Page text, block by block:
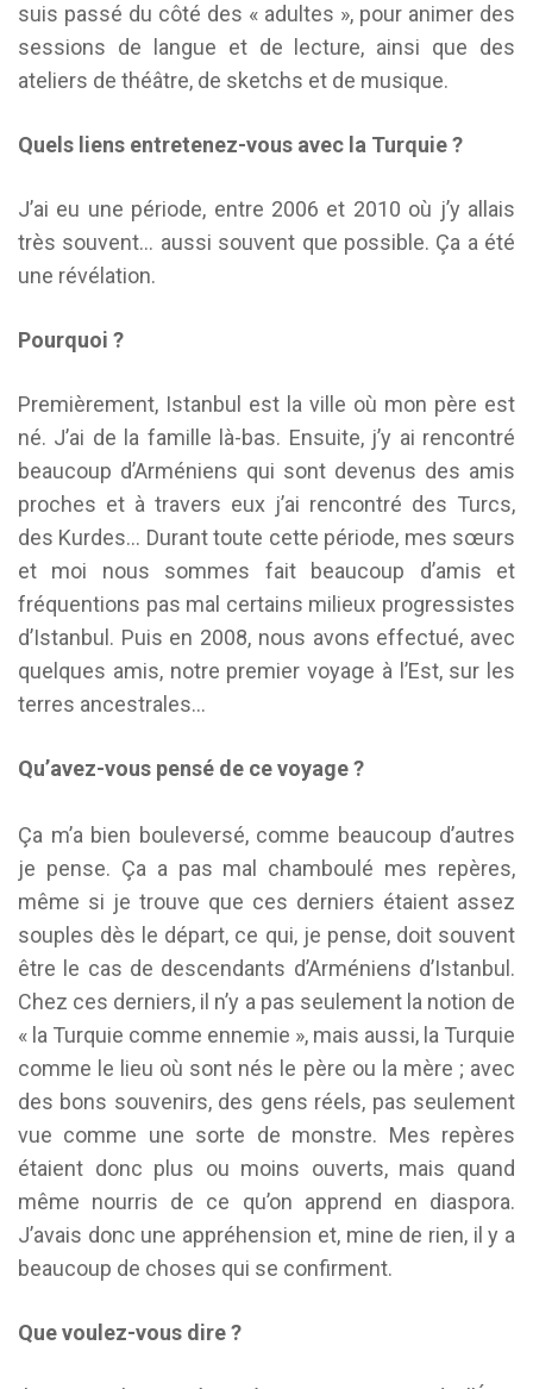
suis passé du côté des « adultes », pour animer des
sessions de langue et de lecture, ainsi que des
ateliers de théâtre, de sketchs et de musique.
Quels liens entretenez-vous avec la Turquie ?
J’ai eu une période, entre 2006 et 2010 où j’y allais
très souvent… aussi souvent que possible. Ça a été
une révélation.
Pourquoi ?
Premièrement, Istanbul est la ville où mon père est
né. J’ai de la famille là-bas. Ensuite, j’y ai rencontré
beaucoup d’Arméniens qui sont devenus des amis
proches et à travers eux j’ai rencontré des Turcs,
des Kurdes… Durant toute cette période, mes sœurs
et moi nous sommes fait beaucoup d’amis et
fréquentions pas mal certains milieux progressistes
d’Istanbul. Puis en 2008, nous avons effectué, avec
quelques amis, notre premier voyage à l’Est, sur les
terres ancestrales…
Qu’avez-vous pensé de ce voyage ?
Ça m’a bien bouleversé, comme beaucoup d’autres
je pense. Ça a pas mal chamboulé mes repères,
même si je trouve que ces derniers étaient assez
souples dès le départ, ce qui, je pense, doit souvent
être le cas de descendants d’Arméniens d’Istanbul.
Chez ces derniers, il n’y a pas seulement la notion de
« la Turquie comme ennemie », mais aussi, la Turquie
comme le lieu où sont nés le père ou la mère ; avec
des bons souvenirs, des gens réels, pas seulement
vue comme une sorte de monstre. Mes repères
étaient donc plus ou moins ouverts, mais quand
même nourris de ce qu’on apprend en diaspora.
J’avais donc une appréhension et, mine de rien, il y a
beaucoup de choses qui se confirment.
Que voulez-vous dire ?